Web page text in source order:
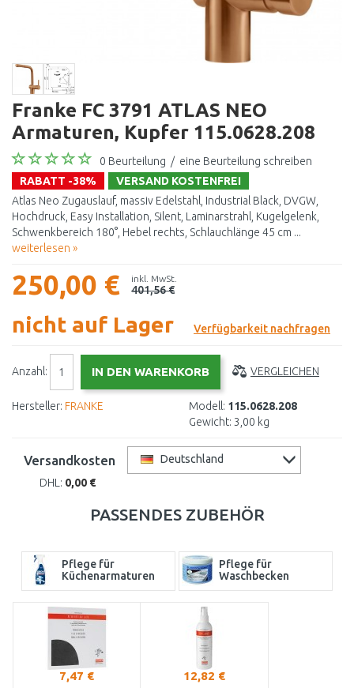
Franke FC 3791 ATLAS NEO
Armaturen, Kupfer 115.0628.208
0 Beurteilung / eine Beurteilung schreiben
RABATT -38%
VERSAND KOSTENFREI
Atlas Neo Zugauslauf, massiv Edelstahl, Industrial Black, DVGW,
Hochdruck, Easy Installation, Silent, Laminarstrahl, Kugelgelenk,
Schwenkbereich 180°, Hebel rechts, Schlauchlänge 45 cm ...
weiterlesen »
250,00 € inkl. MwSt.
401,56 €
nicht auf Lager Verfügbarkeit nachfragen
Anzahl: VERGLEICHEN
Hersteller: FRANKE Modell: 115.0628.208
Gewicht: 3,00 kg
Versandkosten
Deutschland
DHL: 0,00 €
PASSENDES ZUBEHÖR
Pflege für
Küchenarmaturen
Pflege für
Waschbecken
7,47 € 12,82 €